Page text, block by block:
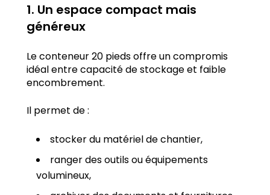
1. Un espace compact mais
généreux
Le conteneur 20 pieds offre un compromis
idéal entre capacité de stockage et faible
encombrement.
Il permet de :
stocker du matériel de chantier,
ranger des outils ou équipements
volumineux,